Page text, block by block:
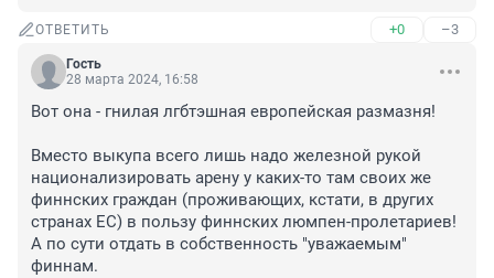
ОТВЕТИТЬ +0 –3
Гость
28 марта 2024, 16:58
Вот она - гнилая лгбтэшная европейская размазня!
Вместо выкупа всего лишь надо железной рукой
национализировать арену у каких-то там своих же
финнских граждан (проживающих, кстати, в других
странах ЕС) в пользу финнских люмпен-пролетариев!
А по сути отдать в собственность "уважаемым"
финнам.